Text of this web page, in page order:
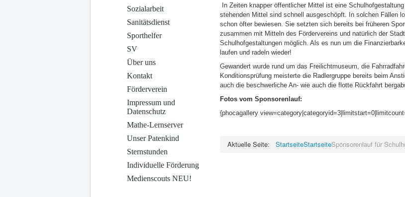
Sozialarbeit
Sanitätsdienst
Sporthelfer
SV
Über uns
Kontakt
Förderverein
Impressum und
Datenschutz
Mathe-Lernserver
Unser Patenkind
Sternstunden
Individuelle Förderung
Medienscouts NEU!
In Zeiten knapper öffentlicher Mittel ist eine
stehenden Mittel sind schnell ausgeschöpft. In solchen Fällen
schon öfter bewiesen. Sie setzten sich bereits bei früheren
zusammen mit Mitteln des Fördervereins und natürlich der
Schulhofgestaltungen möglich. Als es nun um die
laufen und radeln wieder!
Gewandert wurde rund um das Freilichtmuseum, die
Konditionsprüfung meisterte die Radlergruppe bereits beim
auch die beschwerliche An- wie auch die flotte Rückfahrt
Fotos vom Sponsorenlauf:
{phocagallery
Aktuelle Seite: StartseiteStartseiteSponsorenlauf für